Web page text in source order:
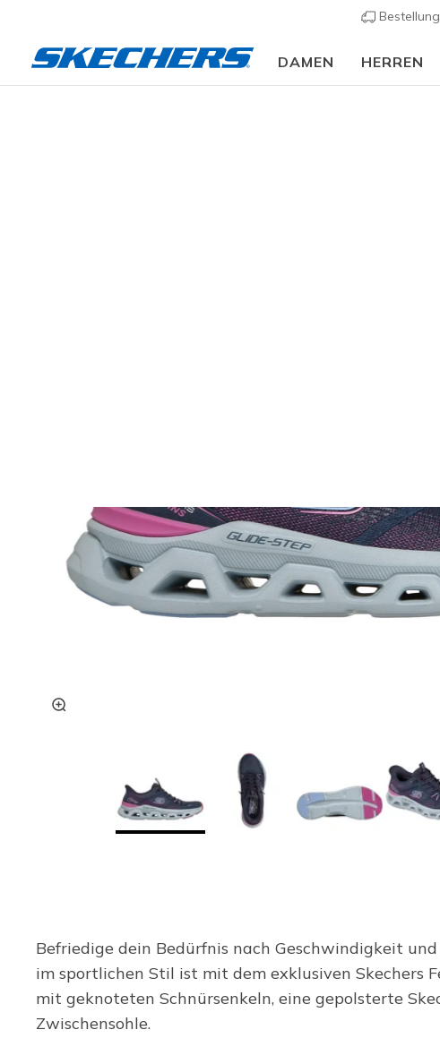
DAMEN HERREN
Befriedige dein Bedürfnis nach Geschwindigkeit
im sportlichen Stil ist mit dem exklusiven Skechers
mit geknoteten Schnürsenkeln, eine gepolsterte
Zwischensohle.